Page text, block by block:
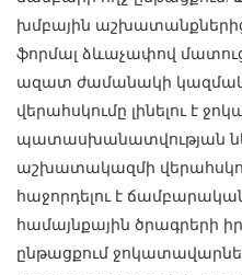
խմբային
ֆորմալ ձևաչափով
ազատ ժամանակի
վերահսկումը լինելու է
պատասխանատվության
աշխատակազմի
հաջորդելու է
համայնքային ծրագրերի
ընթացքում